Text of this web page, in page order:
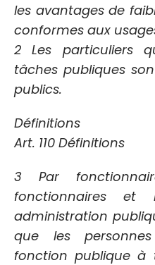
les avantages de
conformes aux
2 Les particuliers
tâches publiques
publics.
Définitions
Art. 110 Définitions
3 Par
fonctionnaires et
administration
que les
fonction publique à